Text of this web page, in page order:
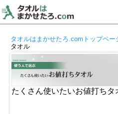
タオルはまかせたろ.comトップペー
タオル
たくさん使いたいお値打ちタ